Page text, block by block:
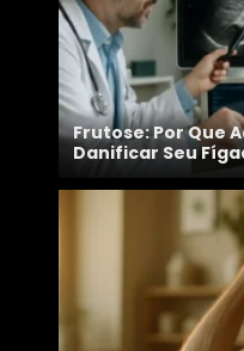
Frutose: Por Que
Danificar Seu
Branco